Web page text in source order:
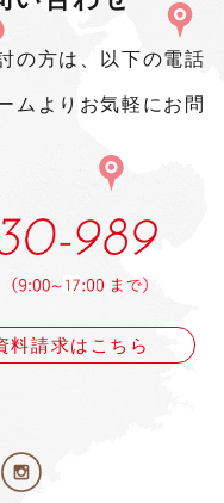
の方は、以下の電話
ムよりお気軽にお問
料請求はこちら